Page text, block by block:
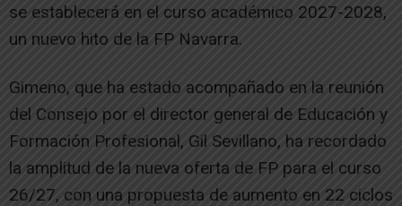
se establecerá en el curso académico 2027-2028,
un nuevo hito de la FP Navarra.
Gimeno, que ha estado acompañado en la reunión
del Consejo por el director general de Educación y
Formación Profesional, Gil Sevillano, ha recordado
la amplitud de la nueva oferta de FP para el curso
26/27, con una propuesta de aumento en 22 ciclos